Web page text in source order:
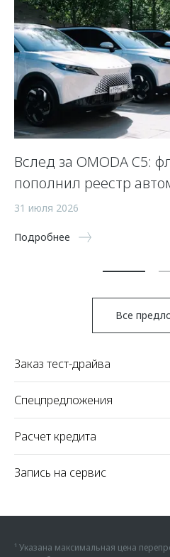
Вслед за OMODA C5:
пополнил реестр
31 июля 2026
Подробнее
Все
Заказ тест-драйва
Спецпредложения
Расчет кредита
Запись на сервис
¹ Указана максимальная цена